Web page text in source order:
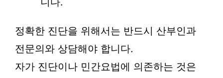
정확한 진단을 위해서는 반드시 산부인과
전문의와 상담해야 합니다.
자가 진단이나 민간요법에 의존하는 것은